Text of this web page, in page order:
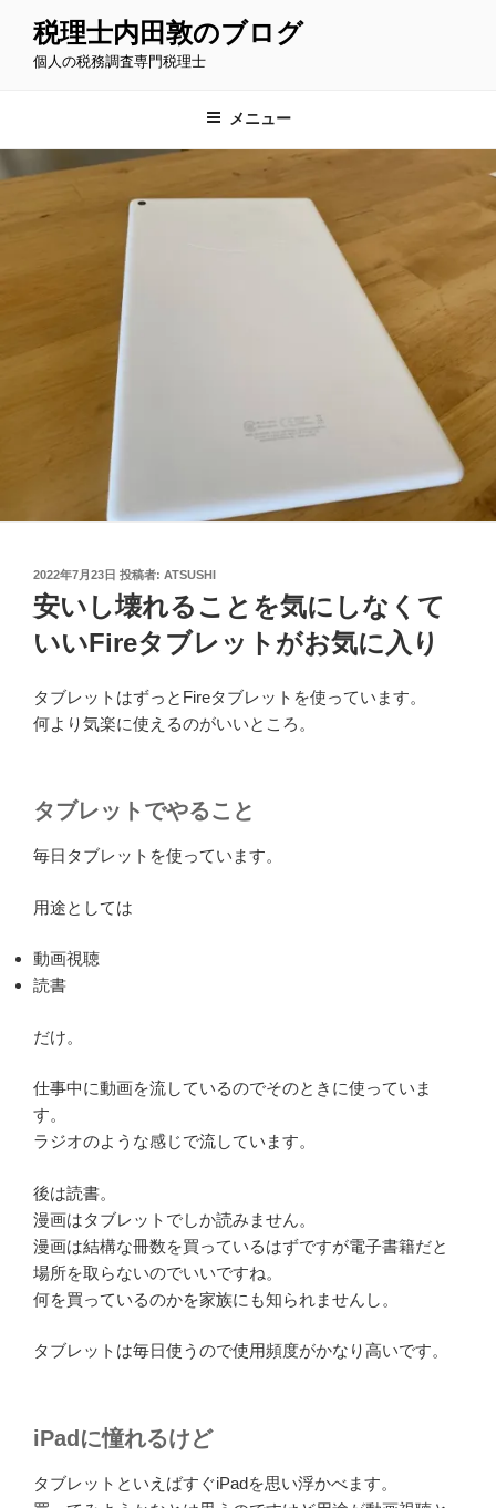
ッ
税理士内田敦のブログ
個人の税務調査専門税理士
メニュー
投
稿
日:
2022年7月23日 投稿者: ATSUSHI
安いし壊れることを気にしなくて
いいFireタブレットがお気に入り
タブレットはずっとFireタブレットを使っています。
何より気楽に使えるのがいいところ。
タブレットでやること
毎日タブレットを使っています。
用途としては
動画視聴
読書
だけ。
仕事中に動画を流しているのでそのときに使っていま
す。
ラジオのような感じで流しています。
後は読書。
漫画はタブレットでしか読みません。
漫画は結構な冊数を買っているはずですが電子書籍だと
場所を取らないのでいいですね。
何を買っているのかを家族にも知られませんし。
タブレットは毎日使うので使用頻度がかなり高いです。
iPadに憧れるけど
タブレットといえばすぐiPadを思い浮かべます。